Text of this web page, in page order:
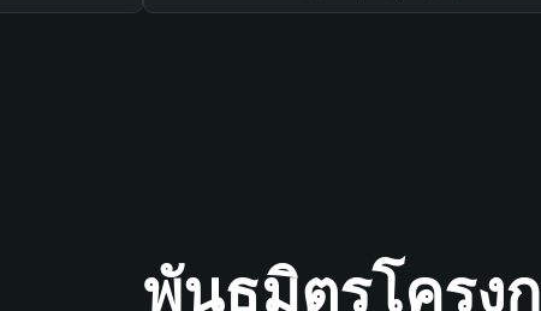
พันธมิตรโครง